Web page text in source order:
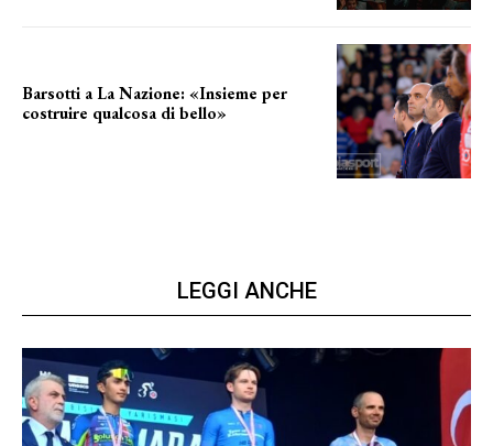
Barsotti a La Nazione: «Insieme per
costruire qualcosa di bello»
LEGGI ANCHE